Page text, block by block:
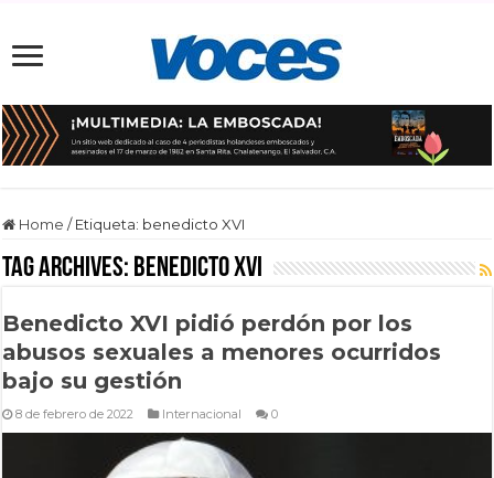
Home / Etiqueta: benedicto XVI
Tag Archives: benedicto XVI
Benedicto XVI pidió perdón por los
abusos sexuales a menores ocurridos
bajo su gestión
8 de febrero de 2022 Internacional 0